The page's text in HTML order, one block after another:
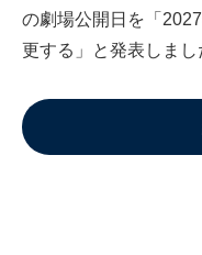
の劇場公開日を「
更する」と発表しまし